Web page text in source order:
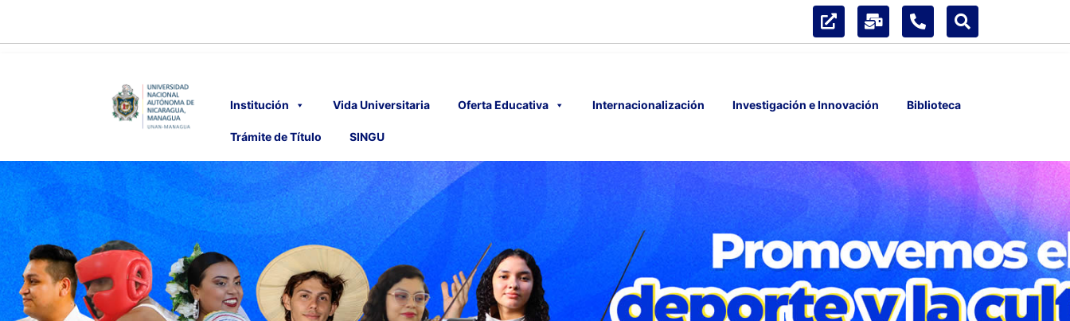
Institución Vida Universitaria Oferta Educativa Internacionalización Investigación e Innovación Biblioteca
Trámite de Título SINGU